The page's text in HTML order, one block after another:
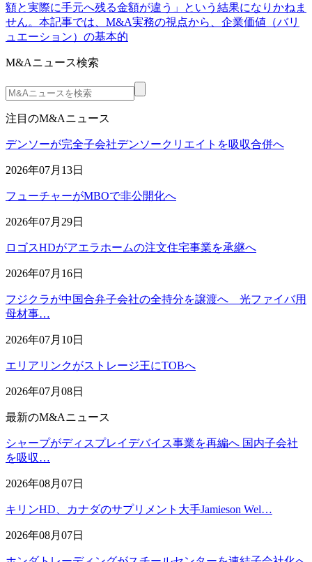
額と実際に手元へ残る金額が違う」という結果になりかねま
せん。本記事では、M&A実務の視点から、企業価値（バリ
ュエーション）の基本的
M&Aニュース検索
注目のM&Aニュース
デンソーが完全子会社デンソークリエイトを吸収合併へ
2026年07月13日
フューチャーがMBOで非公開化へ
2026年07月29日
ロゴスHDがアエラホームの注文住宅事業を承継へ
2026年07月16日
フジクラが中国合弁子会社の全持分を譲渡へ 光ファイバ用
母材事…
2026年07月10日
エリアリンクがストレージ王にTOBへ
2026年07月08日
最新のM&Aニュース
シャープがディスプレイデバイス事業を再編へ 国内子会社
を吸収…
2026年08月07日
キリンHD、カナダのサプリメント大手Jamieson Wel…
2026年08月07日